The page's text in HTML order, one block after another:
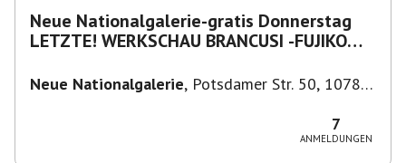
Neue Nationalgalerie-gratis Donnerstag
LETZTE! WERKSCHAU BRANCUSI -FUJIKO
Neue Nationalgalerie, Potsdamer Str. 50, 10785
7
ANMELDUNGEN